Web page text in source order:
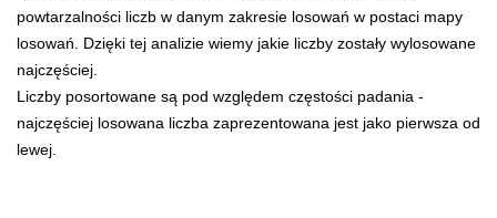
powtarzalności liczb w danym zakresie losowań w postaci mapy
losowań. Dzięki tej analizie wiemy jakie liczby zostały wylosowane
najczęściej.
Liczby posortowane są pod względem częstości padania -
najczęściej losowana liczba zaprezentowana jest jako pierwsza od
lewej.